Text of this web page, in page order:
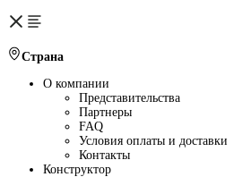
Страна
О компании
Представительства
Партнеры
FAQ
Условия оплаты и доставки
Контакты
Конструктор